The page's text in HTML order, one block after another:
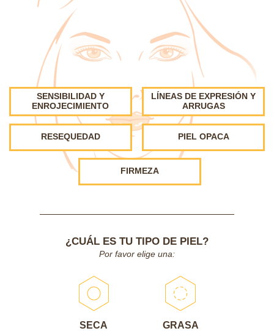
SENSIBILIDAD Y
ENROJECIMIENTO
LÍNEAS DE EXPRESIÓN Y
ARRUGAS
RESEQUEDAD PIEL OPACA
FIRMEZA
¿CUÁL ES TU TIPO DE PIEL?
Por favor elige una:
SECA GRASA